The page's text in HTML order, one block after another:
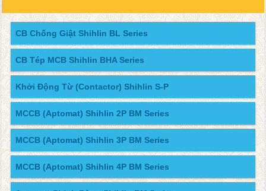
CB Chống Giật Shihlin BL Series
CB Tép MCB Shihlin BHA Series
Khởi Động Từ (Contactor) Shihlin S-P
MCCB (Aptomat) Shihlin 2P BM Series
MCCB (Aptomat) Shihlin 3P BM Series
MCCB (Aptomat) Shihlin 4P BM Series